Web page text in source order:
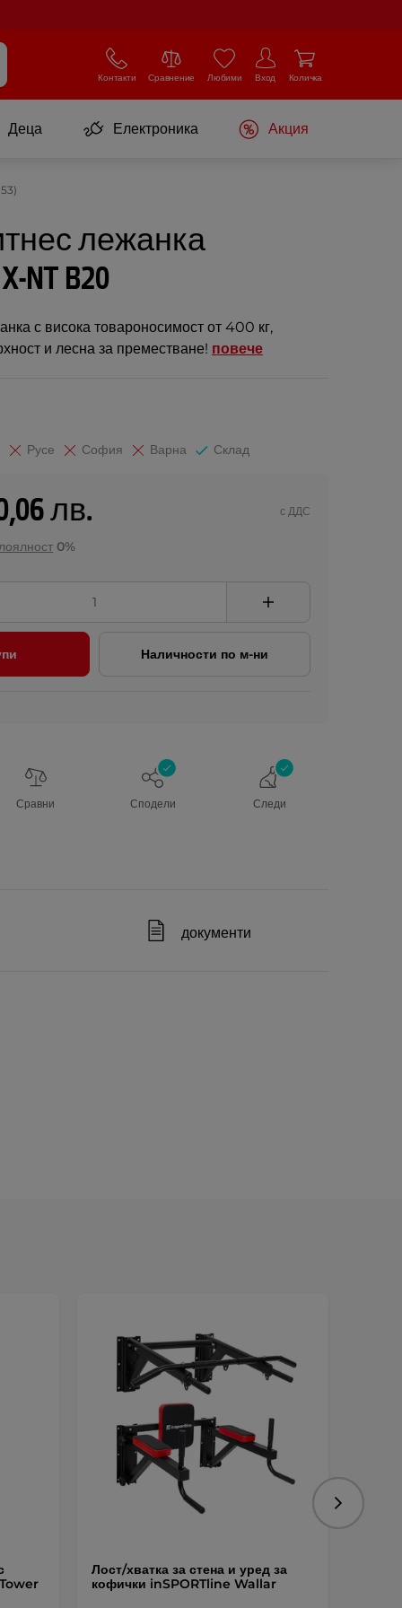
Контакти Сравнение Любими Вход Количка
Деца Електроника Акция
лежанка
NT B20
с висока товароносимост от 400 кг,
и лесна за преместване! повече
Русе София Варна Склад
лв. с ДДС
0%
Наличности по м-ни
Сравни Сподели Следи
документи
Лост/хватка за стена и уред за
кофички inSPORTline Wallar
Следваща